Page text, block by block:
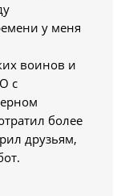
у меня
воинов и
с
более
друзьям,